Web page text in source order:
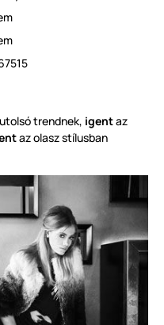
trendnek, igentaz
az olasz stílusban